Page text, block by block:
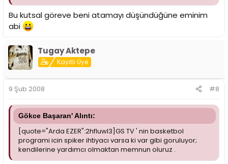
Bu kutsal göreve beni atamayı düşündüğüne eminim
abi
Tugay Aktepe
Kayıtlı Üye
9 Şub 2008 #8
Gökce Başaran' Alıntı:
[quote="Arda EZER":2hfluwl3]GS TV ' nin basketbol
programi icin spiker ihtiyacı varsa ki var gibi goruluyor;
kendilerine yardımcı olmaktan memnun oluruz .